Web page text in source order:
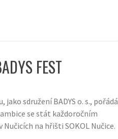
FEST
sdružení BADYS o. s., pořádá
se stát každoročním
na hřišti SOKOL Nučice.